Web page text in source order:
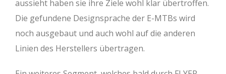
aussieht haben sie ihre Ziele wohl klar übertroffen.
Die gefundene Designsprache der E-MTBs wird
noch ausgebaut und auch wohl auf die anderen
Linien des Herstellers übertragen.